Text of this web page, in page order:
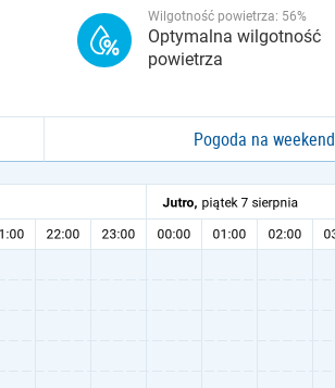
Wilgotność powietrza: 56%
Optymalna wilgotność
powietrza
Pogoda na weekend